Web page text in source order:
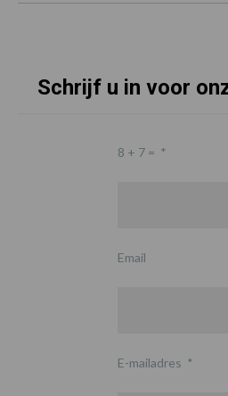
Schrijf u in voor
8 + 7 = *
Email
E-mailadres *